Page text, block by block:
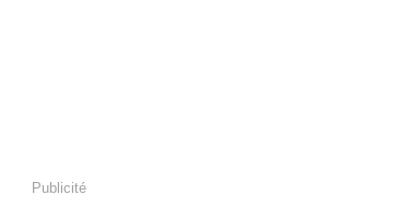
Publicité